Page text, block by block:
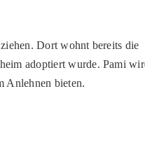
Dort wohnt bereits die
adoptiert wurde. Pami
Anlehnen bieten.